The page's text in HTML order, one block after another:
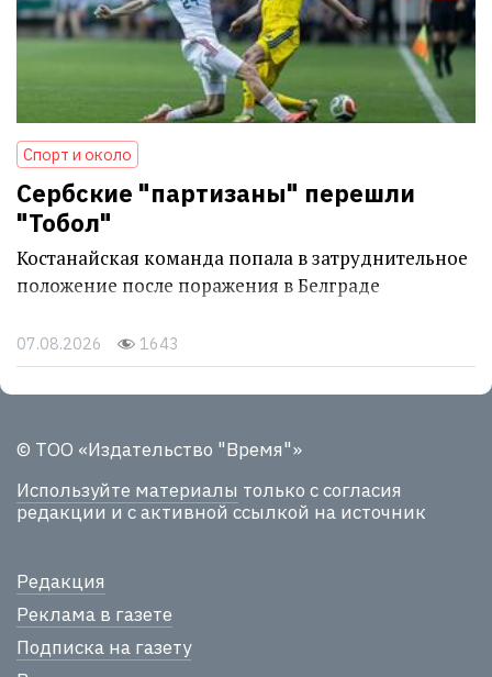
Спорт и около
Сербские "партизаны" перешли
"Тобол"
Костанайская команда попала в затруднительное
положение после поражения в Белграде
07.08.2026 1643
© ТОО «Издательство "Время"»
Используйте материалы только с согласия
редакции и с активной ссылкой на источник
Редакция
Реклама в газете
Подписка на газету